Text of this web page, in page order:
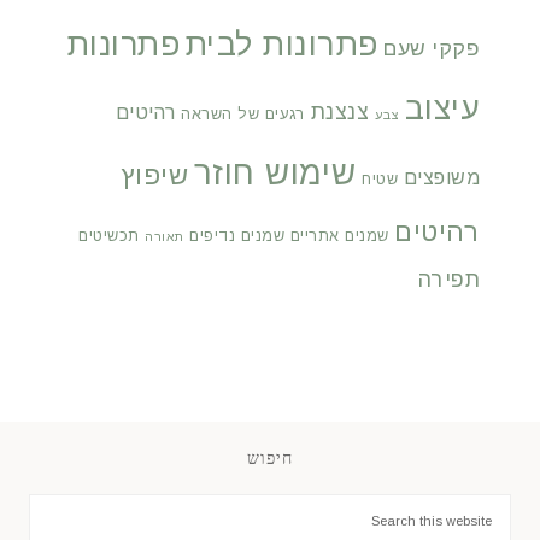
פקקי שעם פתרונות לבית פתרונות
עיצוב צבע צנצנת רגעים של השראה רהיטים
משופצים שטיח שימוש חוזר שיפוץ
רהיטים שמנים אתריים שמנים נדיפים תאורה תכשיטים
תפירה
חיפוש